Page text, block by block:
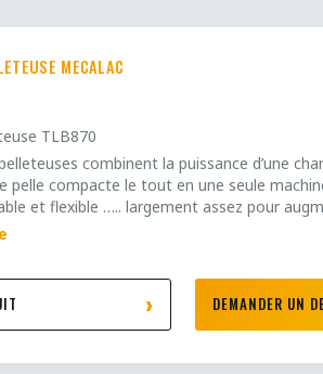
MECALAC
TLB870
combinent la puissance d’une
pelle compacte le tout en une seule
et flexible ….. largement assez pour
DEMANDER UN